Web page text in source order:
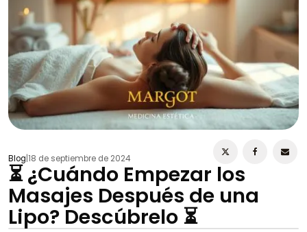
Blog 18 de septiembre de 2024
⏳ ¿Cuándo Empezar los
Masajes Después de una
Lipo? Descúbrelo ⏳